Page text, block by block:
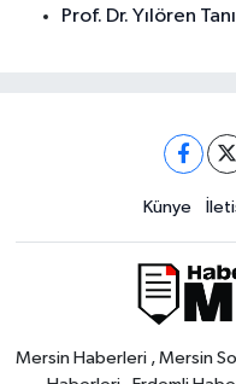
Prof. Dr. Yılören
Künye
Mersin Haberleri , Mersin